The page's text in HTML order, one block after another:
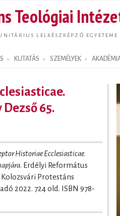
tartalomra
Teológiai
LELKÉSZKÉPZŐ EGYETEME
KUTATÁS SZEMÉLYEK
65.
Historiae Ecclesiasticae.
. Erdélyi Református
Protestáns
2022. 724 old. ISBN 978-